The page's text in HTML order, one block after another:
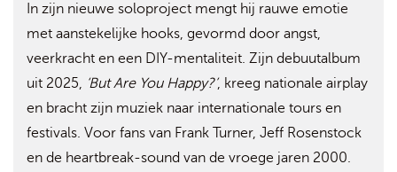
In zijn nieuwe soloproject mengt hij rauwe emotie
met aanstekelijke hooks, gevormd door angst,
veerkracht en een DIY-mentaliteit. Zijn debuutalbum
uit 2025, ‘But Are You Happy?’, kreeg nationale airplay
en bracht zijn muziek naar internationale tours en
festivals. Voor fans van Frank Turner, Jeff Rosenstock
en de heartbreak-sound van de vroege jaren 2000.